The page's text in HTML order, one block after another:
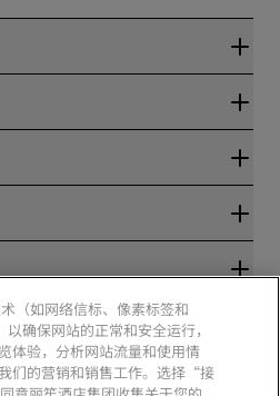
（如网络信标、像素标签和
确保网站的正常和安全运行，
体验，分析网站流量和使用情
们的营销和销售工作。选择“接